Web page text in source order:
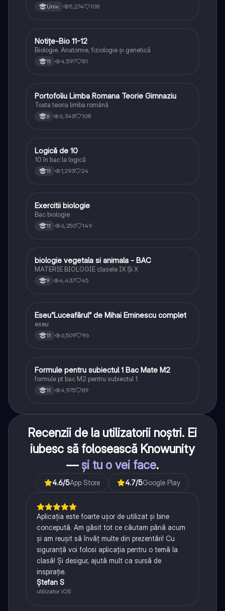
Univ. 5,274 108
Biologie
Notițe-Bio 11-12
Biologie. Anatomie, fiziologie și genetică
11 4,597 81
Limba și literatura română
Portofoliu Limba Romana Teorie Gimnaziu
Toata teoria limba română
6 6,348 108
Logică
Logică de 10
10 în bac la logică
11 1,293 24
Biologie
Exercitii biologie
Bac biologie
11 6,250 149
Biologie
biologie vegetala si animala - BAC
MATERIE BIOLOGIE clasele IX Şi X
9 4,437 45
Limba și literatura română
Eseu”Luceafărul” de Mihai Eminescu complet
eseu
11 6,509 96
Matematică
Formule pentru subiectul 1 Bac Mate M2
formule pt bac M2 pentru subiectul 1
11 4,975 89
Recenzii de la utilizatorii noștri. Ei
iubesc să folosească Knowunity
— și tu o vei face.
4.6/5App Store 4.7/5Google Play
Aplicația este foarte ușor de utilizat și bine
concepută. Am găsit tot ce căutam până acum
și am reușit să învăț multe din prezentări! Cu
siguranță voi folosi aplicația pentru o temă la
clasă! Și desigur, ajută mult ca sursă de
inspirație.
Ștefan S
utilizator iOS